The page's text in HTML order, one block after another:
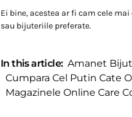
Ei bine, acestea ar fi cam cele
sau bijuteriile preferate.
In this article: Amanet
Cumpara Cel Putin Cate
Magazinele Online Care